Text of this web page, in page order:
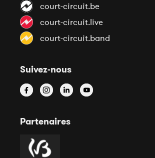
court-circuit.be
court-circuit.live
court-circuit.band
Suivez-nous
Partenaires